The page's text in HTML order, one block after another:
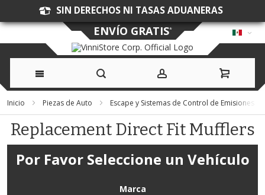
SIN DERECHOS NI TASAS ADUANERAS
Ir
contenido
ENVÍO GRATIS*
Inicio Piezas de Auto Escape y Sistemas de Control de Emisiones
Replacement Direct Fit Mufflers
Por Favor Seleccione un Vehículo
Marca